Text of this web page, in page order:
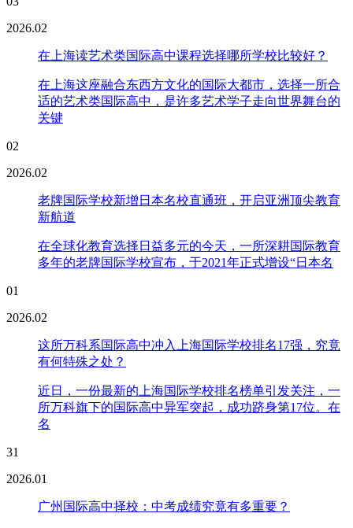
2026.02
在上海读艺术类国际高中课程选择哪所学校比较好？
在上海这座融合东西方文化的国际大都市，选择一所合
适的艺术类国际高中，是许多艺术学子走向世界舞台的
关键
02
2026.02
老牌国际学校新增日本名校直通班，开启亚洲顶尖教育
新航道
在全球化教育选择日益多元的今天，一所深耕国际教育
多年的老牌国际学校宣布，于2021年正式增设“日本名
01
2026.02
这所万科系国际高中冲入上海国际学校排名17强，究竟
有何特殊之处？
近日，一份最新的上海国际学校排名榜单引发关注，一
所万科旗下的国际高中异军突起，成功跻身第17位。在
名
31
2026.01
广州国际高中择校：中考成绩究竟有多重要？